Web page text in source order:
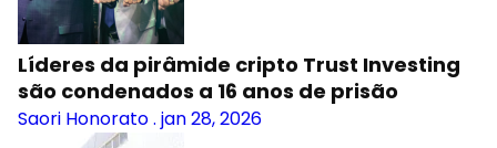
Líderes da pirâmide cripto Trust Investing
são condenados a 16 anos de prisão
Saori Honorato. jan 28, 2026